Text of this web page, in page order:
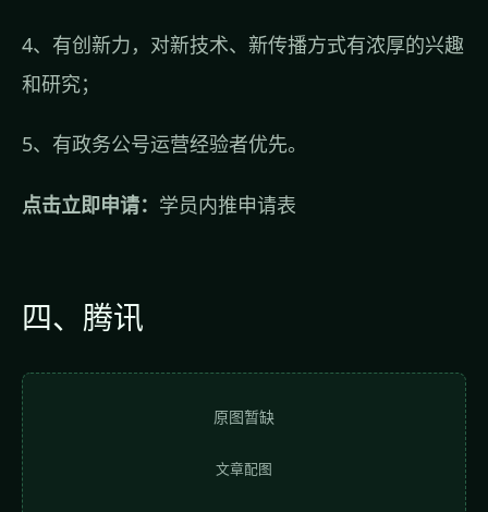
4、有创新力，对新技术、新传播方式有浓厚的兴趣
和研究；
5、有政务公号运营经验者优先。
点击立即申请： 学员内推申请表
四、腾讯
原图暂缺
文章配图